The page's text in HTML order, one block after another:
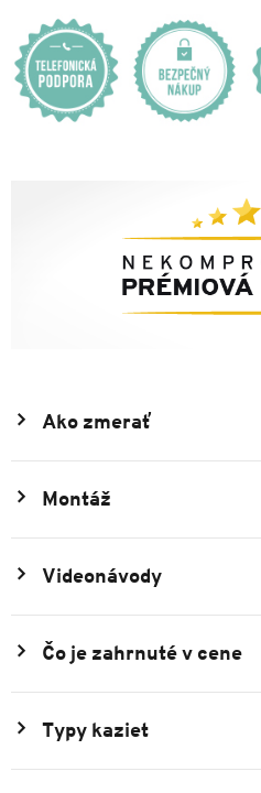
Ako zmerať
Montáž
Videonávody
Čo je zahrnuté v cene
Typy kaziet